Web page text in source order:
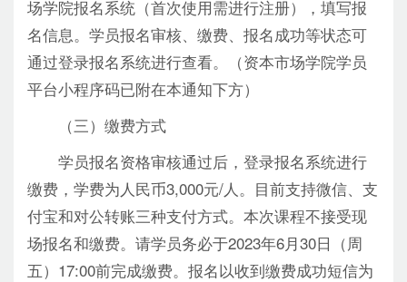
场学院报名系统（首次使用需进行注册），填写报
名信息。学员报名审核、缴费、报名成功等状态可
通过登录报名系统进行查看。（资本市场学院学员
平台小程序码已附在本通知下方）
（三）缴费方式
学员报名资格审核通过后，登录报名系统进行
缴费，学费为人民币3,000元/人。目前支持微信、支
付宝和对公转账三种支付方式。本次课程不接受现
场报名和缴费。请学员务必于2023年6月30日（周
五）17:00前完成缴费。报名以收到缴费成功短信为